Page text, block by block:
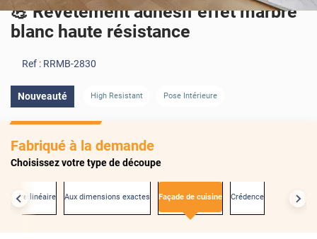
💪 Revêtement adhésif effet marbre
blanc haute résistance
Ref : RRMB-2830
Nouveauté High Resistant Pose Intérieure
Fabriqué à la demande
Choisissez votre type de découpe
mètre linéaire Aux dimensions exactes Façade de cuisine Crédence